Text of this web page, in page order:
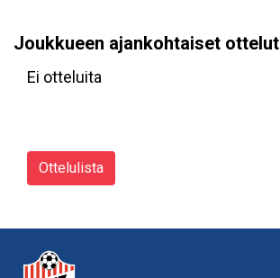
Joukkueen ajankohtaiset ottelut
Ei otteluita
Ottelulista